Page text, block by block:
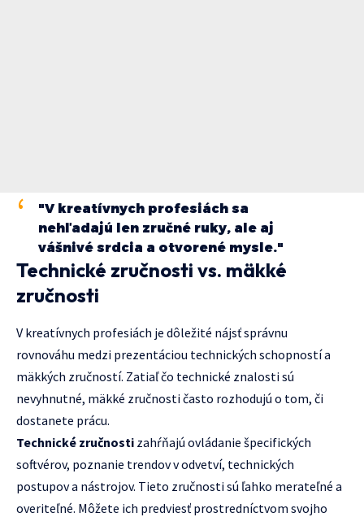
"V kreatívnych profesiách sa
nehľadajú len zručné ruky, ale aj
vášnivé srdcia a otvorené mysle."
Technické zručnosti vs. mäkké
zručnosti
V kreatívnych profesiách je dôležité nájsť správnu
rovnováhu medzi prezentáciou technických schopností a
mäkkých zručností. Zatiaľ čo technické znalosti sú
nevyhnutné, mäkké zručnosti často rozhodujú o tom, či
dostanete prácu.
Technické zručnosti zahŕňajú ovládanie špecifických
softvérov, poznanie trendov v odvetví, technických
postupov a nástrojov. Tieto zručnosti sú ľahko merateľné a
overiteľné. Môžete ich predviesť prostredníctvom svojho